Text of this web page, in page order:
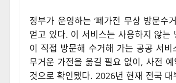
정부가 운영하는 ‘폐가전 무상 방문수
얻고 있다. 이 서비스는 사용하지 않는
이 직접 방문해 수거해 가는 공공 서
무거운 가전을 옮길 필요 없이, 사전
것으로 확인됐다. 2026년 현재 전국